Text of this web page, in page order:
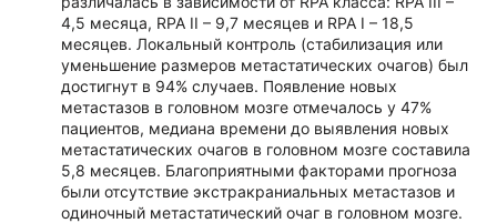
4,5 месяца, RPA II – 9,7 месяцев и RPA I – 18,5
месяцев. Локальный контроль (стабилизация или
уменьшение размеров метастатических очагов) был
достигнут в 94% случаев. Появление новых
метастазов в головном мозге отмечалось у 47%
пациентов, медиана времени до выявления новых
метастатических очагов в головном мозге составила
5,8 месяцев. Благоприятными факторами прогноза
были отсутствие экстракраниальных метастазов и
одиночный метастатический очаг в головном мозге.